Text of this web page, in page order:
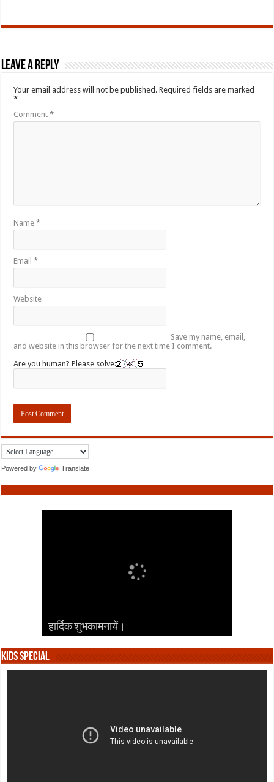
Leave a Reply
Your email address will not be published. Required fields are marked
*
Comment*
Name*
Email*
Website
Save my name, email,
and website in this browser for the next time I comment.
Are you human? Please solve:
Powered by Translate
हार्दिक शुभकामनायें।
हार्दिक शुभकामनायें।
हार्दिक शुभकामनायें।
हार्दिक शुभकामनायें।
हार्दिक शुभकामनायें।
Kids Special